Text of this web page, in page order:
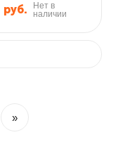
руб.
Нет в
наличии
»